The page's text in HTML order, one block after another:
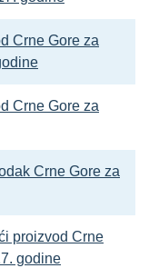
Crne Gore za
Crne Gore za
Crne Gore za
proizvod Crne
godine